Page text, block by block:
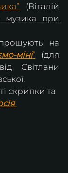
(Віталій
музика при
на
міні” (для
Світлани
скрипки та